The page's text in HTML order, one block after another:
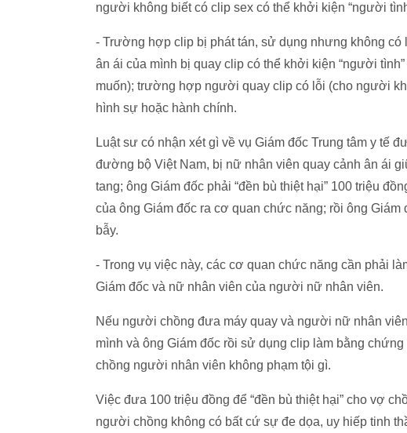
người không biết có clip sex có thể khởi kiện “người
- Trường hợp clip bị phát tán, sử dụng nhưng không
ân ái của mình bị quay clip có thể khởi kiện “người
muốn); trường hợp người quay clip có lỗi (cho người
hình sự hoặc hành chính.
Luật sư có nhận xét gì về vụ Giám đốc Trung tâm y tế
đường bộ Việt Nam, bị nữ nhân viên quay cảnh ân ái
tang; ông Giám đốc phải “đền bù thiệt hại” 100 triệu
của ông Giám đốc ra cơ quan chức năng; rồi ông
bẫy.
- Trong vụ việc này, các cơ quan chức năng cần phải
Giám đốc và nữ nhân viên của người nữ nhân viên.
Nếu người chồng đưa máy quay và người nữ nhân
mình và ông Giám đốc rồi sử dụng clip làm bằng
chồng người nhân viên không phạm tội gì.
Việc đưa 100 triệu đồng để “đền bù thiệt hại” cho vợ
người chồng không có bất cứ sự đe dọa, uy hiếp tinh